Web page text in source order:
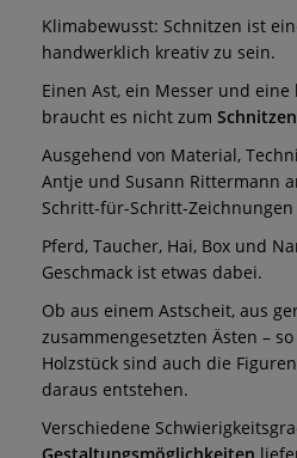
Klimabewusst: Schnitzen ist
handwerklich kreativ zu sein.
Einen Ast, ein Messer und eine
braucht es nicht zum Schnitzen
Ausgehend von Material,
Antje und Susann Rittermann
Schritt-für-Schritt-
Pferd, Taucher, Hai, Box und
Geschmack ist etwas dabei.
Ob aus einem Astscheit, aus
zusammengesetzten Ästen –
Holzstück sind auch die
daraus entstehen.
Verschiedene